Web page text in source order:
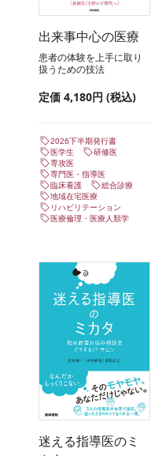
出来事中心の医療
患者の体験を上手に取り
扱うための技法
定価 4,180円 (税込)
2026下半期発行書
医学生
研修医
専攻医
専門医・指導医
臨床看護
総合診療
地域在宅医療
リハビリテーション
医療倫理・医療人類学
迷える指導医のミ